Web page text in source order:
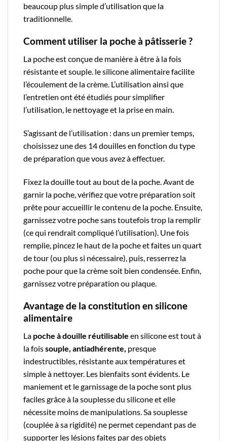
beaucoup plus simple d’utilisation que la
traditionnelle.
Comment utiliser la poche à pâtisserie ?
La poche est conçue de manière à être à la fois
résistante et souple. le silicone alimentaire facilite
l’écoulement de la crème. L’utilisation ainsi que
l’entretien ont été étudiés pour simplifier
l’utilisation, le nettoyage et la prise en main.
S’agissant de l’utilisation : dans un premier temps,
choisissez une des 14 douilles en fonction du type
de préparation que vous avez à effectuer.
Fixez la douille tout au bout de la poche. Avant de
garnir la poche, vérifiez que votre préparation soit
prête pour accueillir le contenu de la poche. Ensuite,
garnissez votre poche sans toutefois trop la remplir
(ce qui rendrait compliqué l’utilisation). Une fois
remplie, pincez le haut de la poche et faites un quart
de tour (ou plus si nécessaire), puis, resserrez la
poche pour que la crème soit bien condensée. Enfin,
garnissez votre préparation ou plaque.
Avantage de la constitution en silicone
alimentaire
La poche à douille réutilisable en siliconeest tout à
la foissouple, antiadhérente, presque
indestructibles, résistante aux températures et
simple à nettoyer. Les bienfaits sont évidents. Le
maniement et le garnissage de la poche sont plus
faciles grâce à la souplesse du silicone et elle
nécessite moins de manipulations. Sa souplesse
(couplée à sa rigidité) ne permet cependant pas de
supporter les lésions faites par des objets